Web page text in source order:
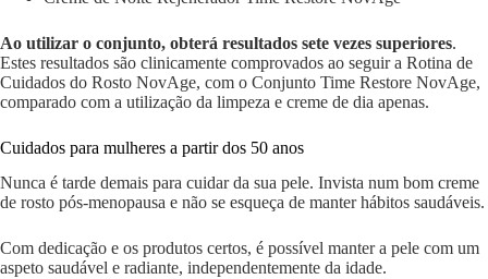
Ao utilizar o conjunto, obterá resultados sete vezes superiores.
Estes resultados são clinicamente comprovados ao seguir a Rotina de
Cuidados do Rosto NovAge, com o Conjunto Time Restore NovAge,
comparado com a utilização da limpeza e creme de dia apenas.
Cuidados para mulheres a partir dos 50 anos
Nunca é tarde demais para cuidar da sua pele. Invista num bom creme
de rosto pós-menopausa e não se esqueça de manter hábitos saudáveis.
Com dedicação e os produtos certos, é possível manter a pele com um
aspeto saudável e radiante, independentemente da idade.